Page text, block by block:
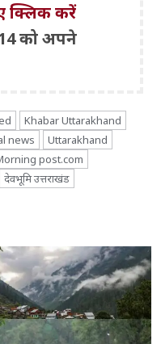
क्लिक करें
को अपने
Khabar Uttarakhand
news
Uttarakhand
post.com
देवभूमि उत्तराखंड